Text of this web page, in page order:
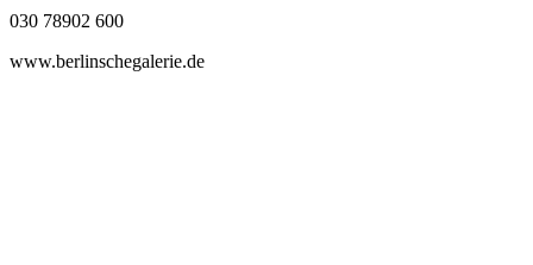
030 78902 600
www.berlinschegalerie.de